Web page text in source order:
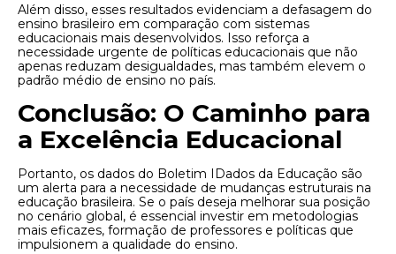
Além disso, esses resultados evidenciam a defasagem do
ensino brasileiro em comparação com sistemas
educacionais mais desenvolvidos. Isso reforça a
necessidade urgente de políticas educacionais que não
apenas reduzam desigualdades, mas também elevem o
padrão médio de ensino no país.
Conclusão: O Caminho para
a Excelência Educacional
Portanto, os dados do Boletim IDados da Educação são
um alerta para a necessidade de mudanças estruturais na
educação brasileira. Se o país deseja melhorar sua posição
no cenário global, é essencial investir em metodologias
mais eficazes, formação de professores e políticas que
impulsionem a qualidade do ensino.